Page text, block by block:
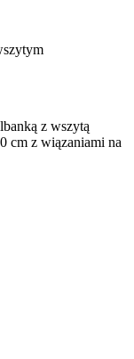
z wszytą
cm z wiązaniami na